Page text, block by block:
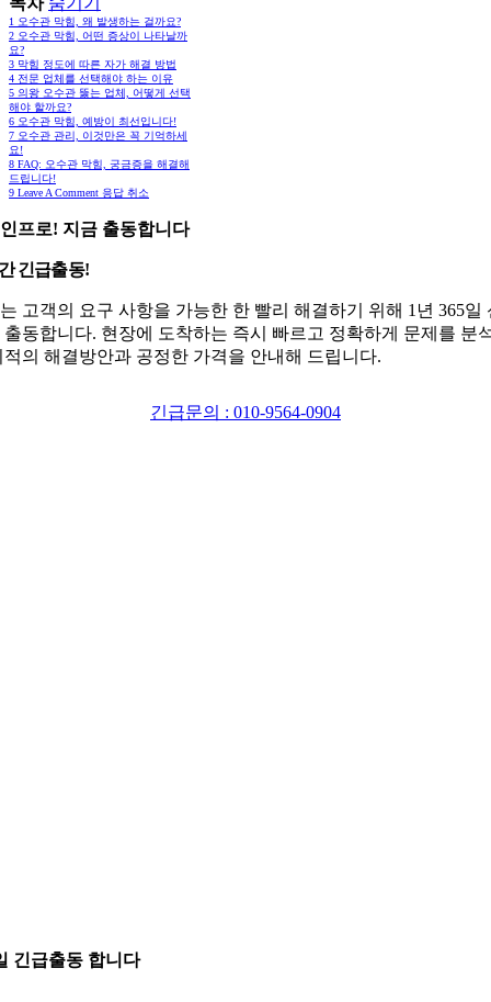
1 오수관 막힘, 왜 발생하는 걸까요?
2 오수관 막힘, 어떤 증상이 나타날까
요?
3 막힘 정도에 따른 자가 해결 방법
4 전문 업체를 선택해야 하는 이유
5 의왕 오수관 뚫는 업체, 어떻게 선택
해야 할까요?
6 오수관 막힘, 예방이 최선입니다!
7 오수관 관리, 이것만은 꼭 기억하세
요!
8 FAQ: 오수관 막힘, 궁금증을 해결해
드립니다!
9 Leave A Comment 응답 취소
프로! 지금 출동합니다
긴급출동!
고객의 요구 사항을 가능한 한 빨리 해결하기 위해 1년 365일
출동합니다. 현장에 도착하는 즉시 빠르고 정확하게 문제를 분
적의 해결방안과 공정한 가격을 안내해 드립니다.
긴급문의 : 010-9564-0904
긴급출동 합니다